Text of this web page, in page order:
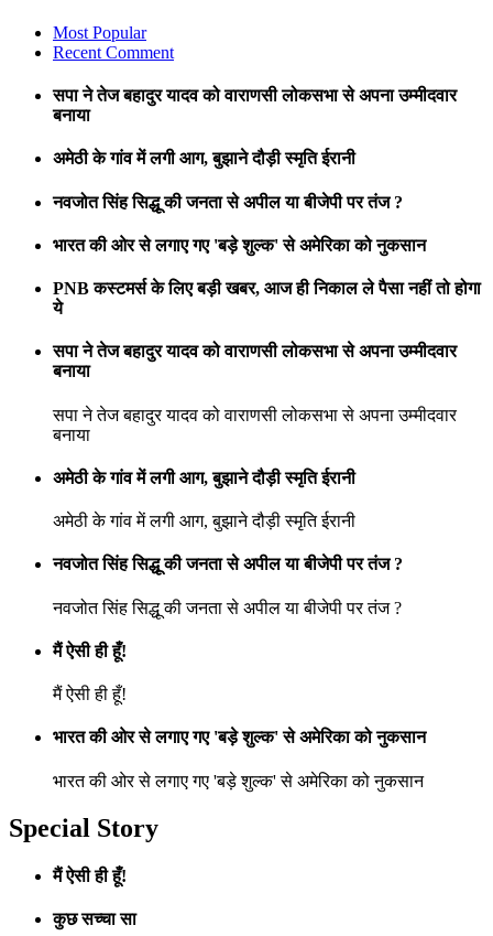
Most Popular
Recent Comment
सपा ने तेज बहादुर यादव को वाराणसी लोकसभा से अपना उम्मीदवार
बनाया
अमेठी के गांव में लगी आग, बुझाने दौड़ी स्मृति ईरानी
नवजोत सिंह सिद्धू की जनता से अपील या बीजेपी पर तंज ?
भारत की ओर से लगाए गए 'बड़े शुल्क' से अमेरिका को नुकसान
PNB कस्टमर्स के लिए बड़ी खबर, आज ही निकाल ले पैसा नहीं तो होगा
ये
सपा ने तेज बहादुर यादव को वाराणसी लोकसभा से अपना उम्मीदवार
बनाया
सपा ने तेज बहादुर यादव को वाराणसी लोकसभा से अपना उम्मीदवार
बनाया
अमेठी के गांव में लगी आग, बुझाने दौड़ी स्मृति ईरानी
अमेठी के गांव में लगी आग, बुझाने दौड़ी स्मृति ईरानी
नवजोत सिंह सिद्धू की जनता से अपील या बीजेपी पर तंज ?
नवजोत सिंह सिद्धू की जनता से अपील या बीजेपी पर तंज ?
मैं ऐसी ही हूँ!
मैं ऐसी ही हूँ!
भारत की ओर से लगाए गए 'बड़े शुल्क' से अमेरिका को नुकसान
भारत की ओर से लगाए गए 'बड़े शुल्क' से अमेरिका को नुकसान
Special Story
मैं ऐसी ही हूँ!
कुछ सच्चा सा